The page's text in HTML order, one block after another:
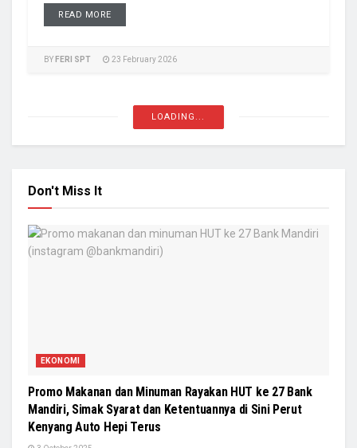
READ MORE
BY FERI SPT 23 February 2026
LOADING...
Don't Miss It
EKONOMI
Promo Makanan dan Minuman Rayakan HUT ke 27 Bank
Mandiri, Simak Syarat dan Ketentuannya di Sini Perut
Kenyang Auto Hepi Terus